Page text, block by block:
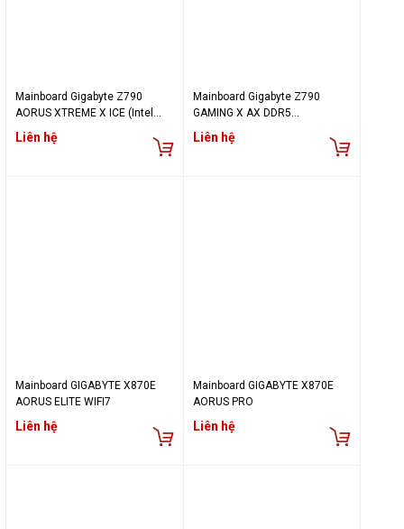
Mainboard Gigabyte Z790
AORUS XTREME X ICE (Intel
Z790, LGA1700, 4x DDR5
192GB, E-ATX)
Liên hệ
Mainboard Gigabyte Z790
GAMING X AX DDR5
(Wifi+Bluetooth)
Liên hệ
Mainboard GIGABYTE X870E
AORUS ELITE WIFI7
Liên hệ
Mainboard GIGABYTE X870E
AORUS PRO
Liên hệ